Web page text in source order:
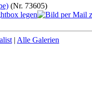
(Nr. 73605)
| Alle Galerien